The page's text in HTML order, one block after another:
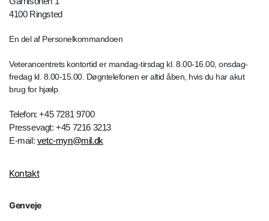
4100 Ringsted
En del af Personelkommandoen
Veterancentrets kontortid er mandag-tirsdag kl. 8.00-16.00, onsdag-
fredag kl. 8.00-15.00. Døgntelefonen er altid åben, hvis du har akut
brug for hjælp.
Telefon: +45 7281 9700
Pressevagt: +45 7216 3213
E-mail: vetc-myn@mil.dk
Kontakt
Genveje